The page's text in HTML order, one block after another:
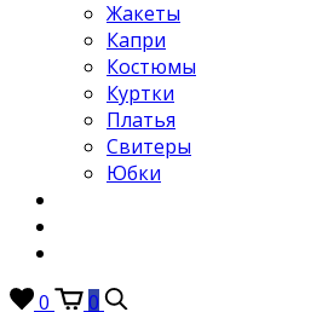
Жакеты
Капри
Костюмы
Куртки
Платья
Свитеры
Юбки
0
0